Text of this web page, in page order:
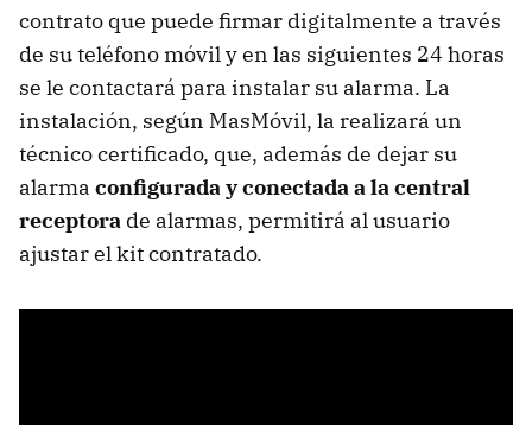
contrato que puede firmar digitalmente a través
de su teléfono móvil y en las siguientes 24 horas
se le contactará para instalar su alarma. La
instalación, según MasMóvil, la realizará un
técnico certificado, que, además de dejar su
alarma configurada y conectada a la central
receptora de alarmas, permitirá al usuario
ajustar el kit contratado.